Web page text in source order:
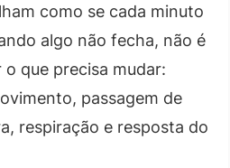
como se cada minuto
algo não fecha, não é
o que precisa mudar:
passagem de
respiração e resposta do